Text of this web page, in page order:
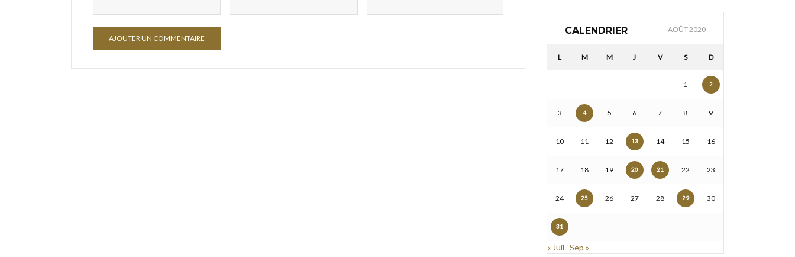
CALENDRIER AOÛT 2020
L M M J V S D
1 2
3 4 5 6 7 8 9
10 11 12 13 14 15 16
17 18 19 20 21 22 23
24 25 26 27 28 29 30
31
« Juil Sep »